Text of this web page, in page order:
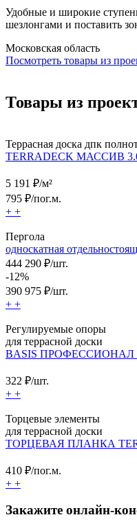
Удобные и широкие
шезлонгами и поставить
Московская область
Посмотреть товары из
Товары из
Террасная доска дпк
TERRADECK МАССИВ
5 191 ₽/м²
795 ₽/пог.м.
+ +
Пергола
односкатная
444 290 ₽/шт.
-12%
390 975 ₽/шт.
+ +
Регулируемые опоры
для террасной доски
BASIS ПРОФЕССИОНАЛ
322 ₽/шт.
+ +
Торцевые элементы
для террасной доски
ТОРЦЕВАЯ ПЛАНКА
410 ₽/пог.м.
+ +
Закажите онлайн-